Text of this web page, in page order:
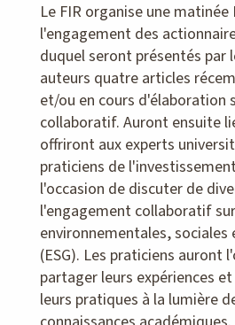
Le FIR organise une matinée
l'engagement des
duquel seront présentés par
auteurs quatre articles
et/ou en cours d'élaboration
collaboratif. Auront ensuite
offriront aux experts
praticiens de
l'occasion de discuter de
l'engagement collaboratif
environnementales, sociales
(ESG). Les praticiens auront
partager leurs expériences
leurs pratiques à la lumière